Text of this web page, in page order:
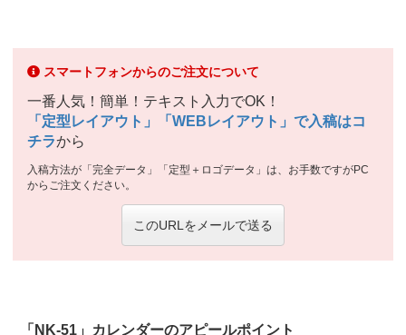
スマートフォンからのご注文について
一番人気！簡単！テキスト入力でOK！
「定型レイアウト」「WEBレイアウト」で入稿はコ
チラから
入稿方法が「完全データ」「定型＋ロゴデータ」は、お手数ですがPC
からご注文ください。
このURLをメールで送る
「NK-51」カレンダーのアピールポイント